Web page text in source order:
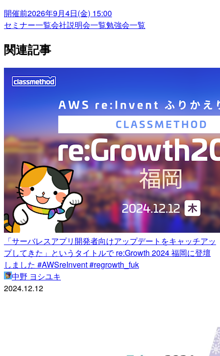
開催前2026年9月4日(金) 15:00
セミナー一覧会社説明会一覧勉強会一覧
関連記事
「サーバレスアプリ開発者向けアップデートをキャッチアッ
プしてきた」というタイトルで re:Growth 2024 福岡に登壇
しました #AWSreInvent #regrowth_fuk
中野 ヨシユキ
2024.12.12